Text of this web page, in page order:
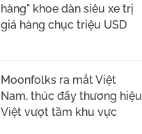
hàng" khoe dàn siêu xe trị
giá hàng chục triệu USD
Moonfolks ra mắt Việt
Nam, thúc đẩy thương hiệu
Việt vượt tầm khu vực